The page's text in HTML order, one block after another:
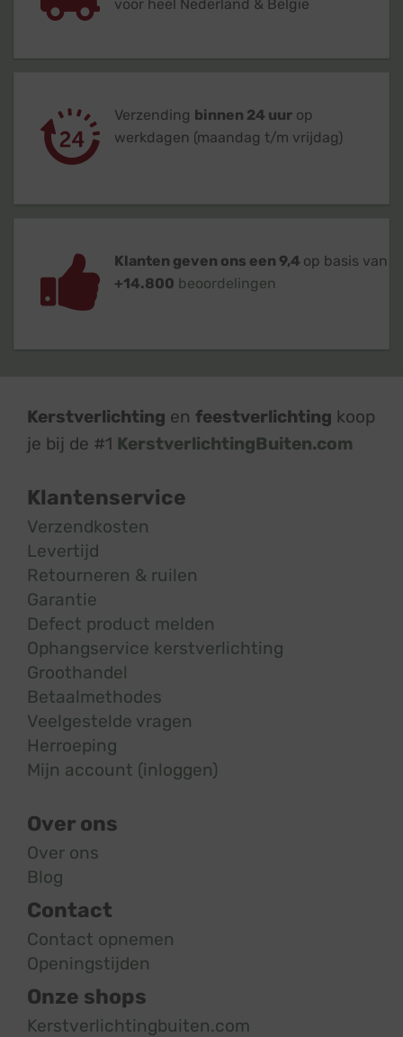
voor heel Nederland & België
Verzending binnen 24 uur op
werkdagen (maandag t/m vrijdag)
Klanten geven ons een 9,4 op basis van
+14.800 beoordelingen
Kerstverlichting en feestverlichting koop
je bij de #1 KerstverlichtingBuiten.com
Klantenservice
Verzendkosten
Levertijd
Retourneren & ruilen
Garantie
Defect product melden
Ophangservice kerstverlichting
Groothandel
Betaalmethodes
Veelgestelde vragen
Herroeping
Mijn account (inloggen)
Over ons
Over ons
Blog
Contact
Contact opnemen
Openingstijden
Onze shops
Kerstverlichtingbuiten.com